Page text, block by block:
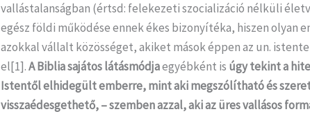
vallástalanságban (értsd: felekezeti szocializáció nélküli
egész földi működése ennek ékes bizonyítéka, hiszen olyan
azokkal vállalt közösséget, akiket mások éppen az un.
el[1].A Biblia sajátos látásmódjaegyébként is úgy tekint a
Istentől elhidegült emberre, mint aki megszólítható és
visszaédesgethető, – szemben azzal, aki az üres vallásos